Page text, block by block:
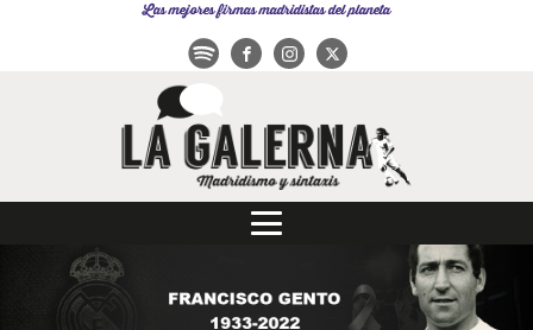
Las mejores firmas madridistas del planeta